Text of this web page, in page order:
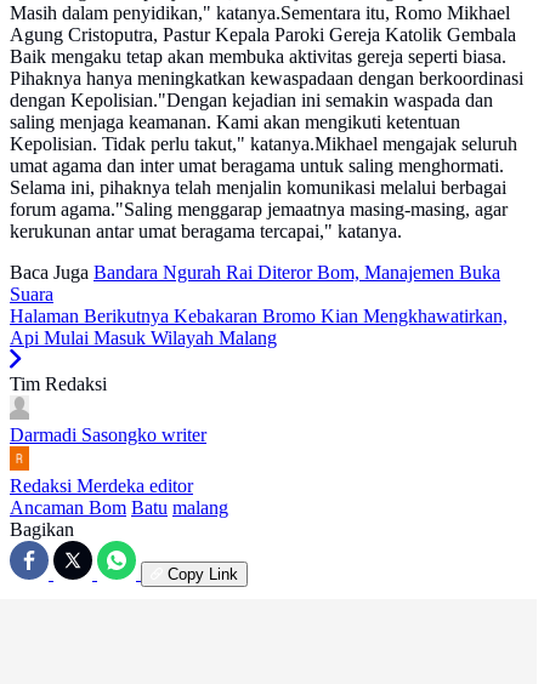
Masih dalam penyidikan," katanya.Sementara itu, Romo Mikhael
Agung Cristoputra, Pastur Kepala Paroki Gereja Katolik Gembala
Baik mengaku tetap akan membuka aktivitas gereja seperti biasa.
Pihaknya hanya meningkatkan kewaspadaan dengan berkoordinasi
dengan Kepolisian."Dengan kejadian ini semakin waspada dan
saling menjaga keamanan. Kami akan mengikuti ketentuan
Kepolisian. Tidak perlu takut," katanya.Mikhael mengajak seluruh
umat agama dan inter umat beragama untuk saling menghormati.
Selama ini, pihaknya telah menjalin komunikasi melalui berbagai
forum agama."Saling menggarap jemaatnya masing-masing, agar
kerukunan antar umat beragama tercapai," katanya.
Baca Juga Bandara Ngurah Rai Diteror Bom, Manajemen Buka
Suara
Halaman Berikutnya Kebakaran Bromo Kian Mengkhawatirkan,
Api Mulai Masuk Wilayah Malang
Tim Redaksi
Darmadi Sasongko writer
Redaksi Merdeka editor
Ancaman Bom Batu malang
Bagikan
Copy Link